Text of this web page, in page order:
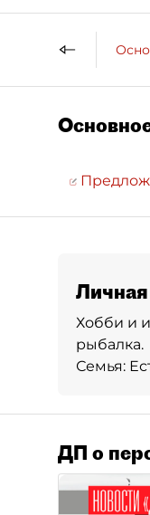
Хобби и
рыбалка.
Семья:
ДП о